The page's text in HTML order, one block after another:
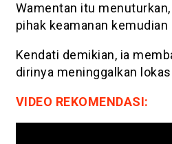
Wamentan itu
pihak keamanan
Kendati demikian, ia
dirinya meninggalkan
VIDEO REKOMENDASI: